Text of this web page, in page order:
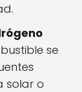
se
solar o